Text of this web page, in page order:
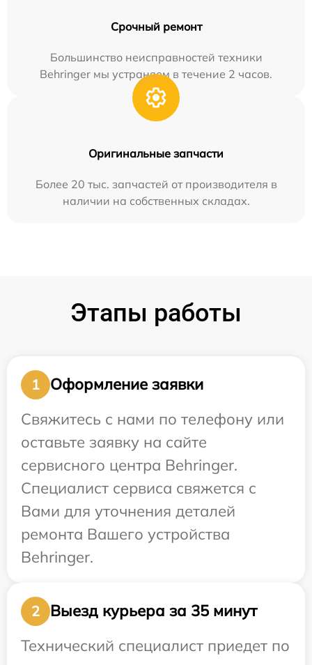
Срочный ремонт
Большинство неисправностей техники
Behringer мы устраняем в течение 2 часов.
Оригинальные запчасти
Более 20 тыс. запчастей от производителя в
наличии на собственных складах.
Этапы работы
1
Оформление заявки
Свяжитесь с нами по телефону или
оставьте заявку на сайте
сервисного центра Behringer.
Специалист сервиса свяжется с
Вами для уточнения деталей
ремонта Вашего устройства
Behringer.
2
Выезд курьера за 35 минут
Технический специалист приедет по